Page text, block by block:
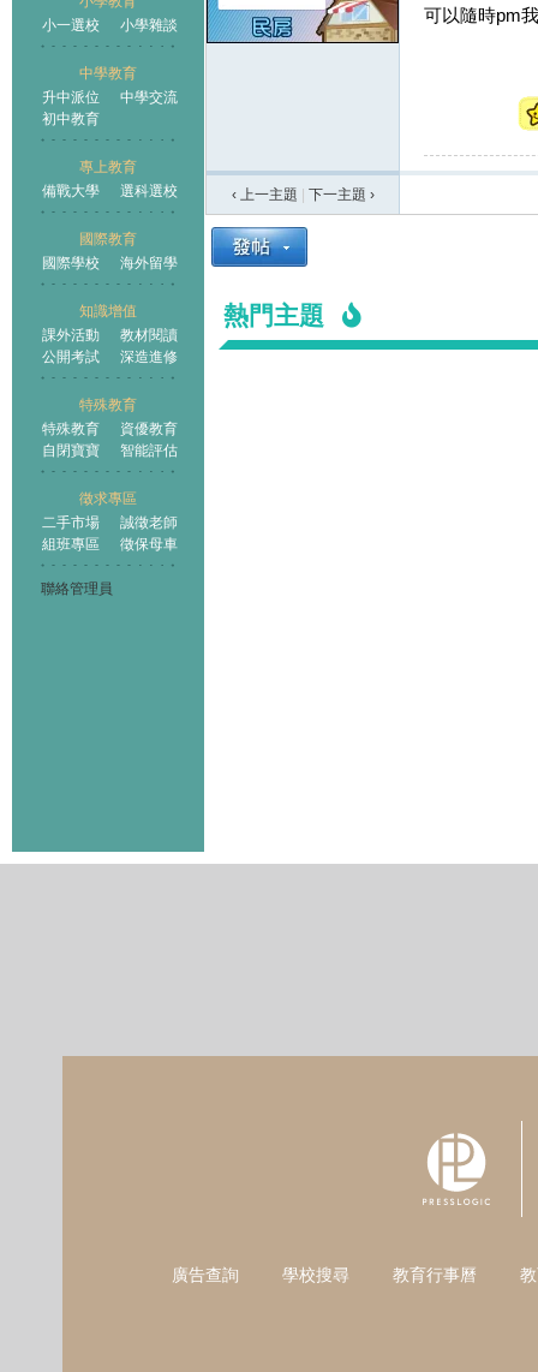
小一選校
小學雜談
中學教育
升中派位
中學交流
初中教育
專上教育
備戰大學
選科選校
國際教育
國際學校
海外留學
知識增值
課外活動
教材閱讀
公開考試
深造進修
特殊教育
特殊教育
資優教育
自閉寶寶
智能評估
徵求專區
二手市場
誠徵老師
組班專區
徵保母車
聯絡管理員
可以隨時pm
‹ 上一主題 下一主題 ›
熱門主題
廣告查詢 學校搜尋 教育行事曆